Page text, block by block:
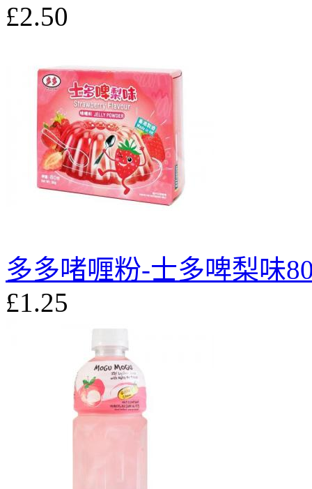
£2.50
多多啫喱粉-士多啤梨味
£1.25